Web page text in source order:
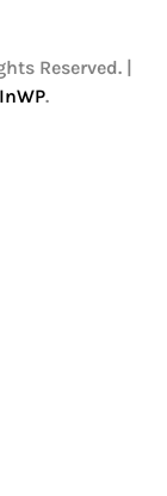
Reserved. |
.